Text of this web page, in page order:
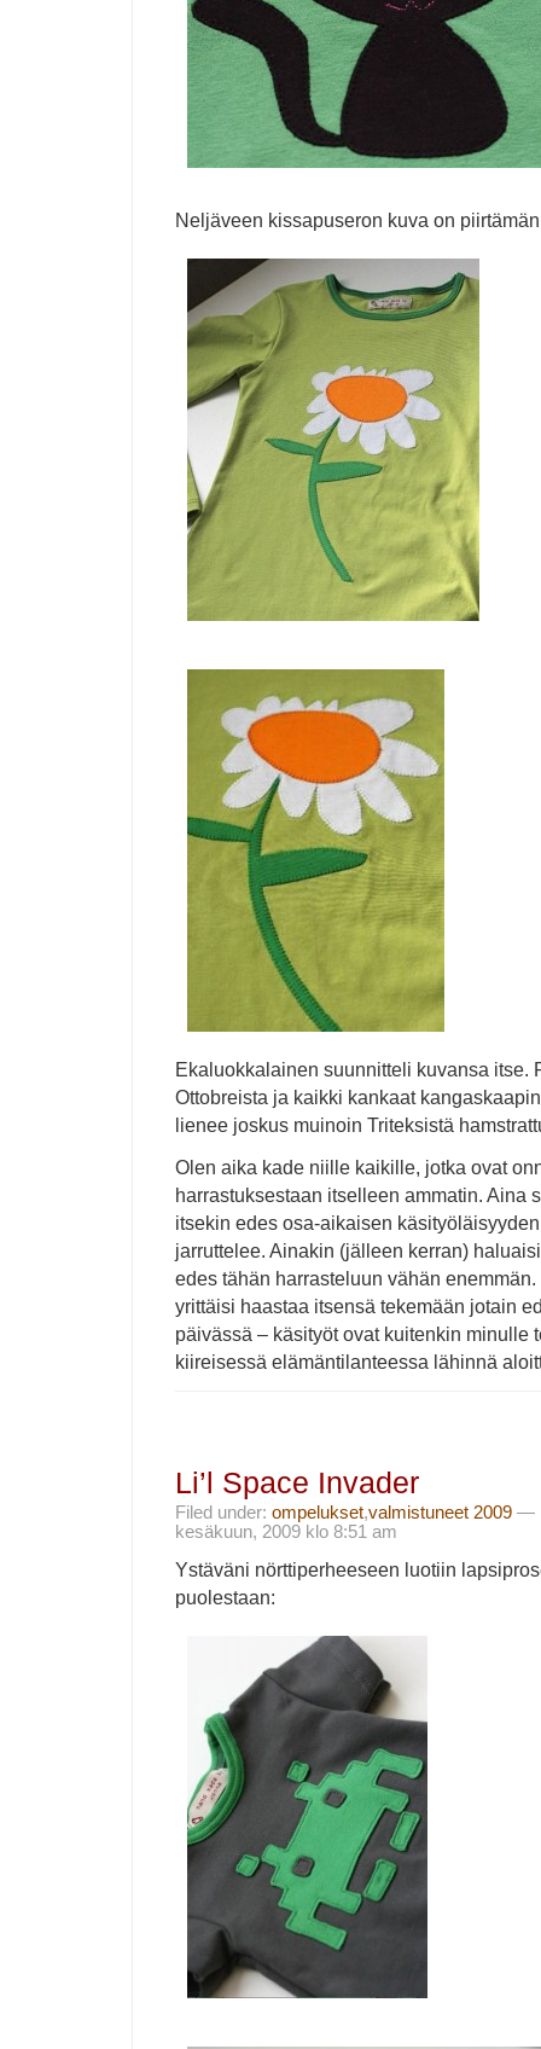
Neljäveen kissapuseron kuva on
Ekaluokkalainen suunnitteli kuvansa itse.
Ottobreista ja kaikki kankaat
lienee joskus muinoin Triteksistä
Olen aika kade niille kaikille, jotka ovat
harrastuksestaan itselleen ammatin. Aina
itsekin edes osa-aikaisen
jarruttelee. Ainakin (jälleen kerran)
edes tähän harrasteluun vähän
yrittäisi haastaa itsensä tekemään jotain
päivässä – käsityöt ovat kuitenkin minulle
kiireisessä elämäntilanteessa lähinnä
Li’l Space Invader
Filed under: ompelukset,valmistuneet 2009 —
kesäkuun, 2009 klo 8:51 am
Ystäväni nörttiperheeseen luotiin
puolestaan: